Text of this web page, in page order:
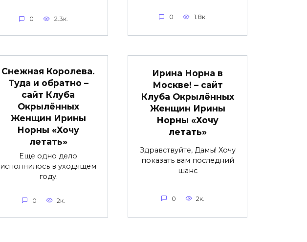
0 2.3к. 0 1.8к.
Снежная Королева.
Туда и обратно –
сайт Клуба
Окрылённых
Женщин Ирины
Норны «Хочу
летать»
Еще одно дело
исполнилось в уходящем
году.
0 2к.
Ирина Норна в
Москве! – сайт
Клуба Окрылённых
Женщин Ирины
Норны «Хочу
летать»
Здравствуйте, Дамы! Хочу
показать вам последний
шанс
0 2к.